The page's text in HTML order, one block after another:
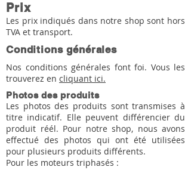
Prix
Les prix indiqués dans notre shop sont hors
TVA et transport.
Conditions générales
Nos conditions générales font foi. Vous les
trouverez en cliquant ici.
Photos des produits
Les photos des produits sont transmises à
titre indicatif. Elle peuvent différencier du
produit réél. Pour notre shop, nous avons
effectué des photos qui ont été utilisées
pour plusieurs produits différents.
Pour les moteurs triphasés :